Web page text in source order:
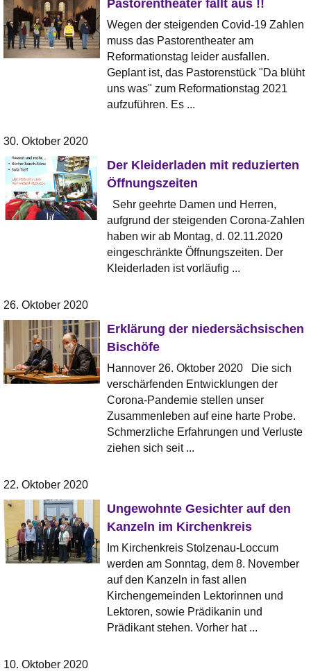
Pastorentheater fällt aus !!
Wegen der steigenden Covid-19 Zahlen
muss das Pastorentheater am
Reformationstag leider ausfallen.
Geplant ist, das Pastorenstück "Da blüht
uns was" zum Reformationstag 2021
aufzuführen. Es ...
30. Oktober 2020
Der Kleiderladen mit reduzierten
Öffnungszeiten
Sehr geehrte Damen und Herren,
aufgrund der steigenden Corona-Zahlen
haben wir ab Montag, d. 02.11.2020
eingeschränkte Öffnungszeiten. Der
Kleiderladen ist vorläufig ...
26. Oktober 2020
Erklärung der niedersächsischen
Bischöfe
Hannover 26. Oktober 2020 Die sich
verschärfenden Entwicklungen der
Corona-Pandemie stellen unser
Zusammenleben auf eine harte Probe.
Schmerzliche Erfahrungen und Verluste
ziehen sich seit ...
22. Oktober 2020
Ungewohnte Gesichter auf den
Kanzeln im Kirchenkreis
Im Kirchenkreis Stolzenau-Loccum
werden am Sonntag, dem 8. November
auf den Kanzeln in fast allen
Kirchengemeinden Lektorinnen und
Lektoren, sowie Prädikanin und
Prädikant stehen. Vorher hat ...
10. Oktober 2020